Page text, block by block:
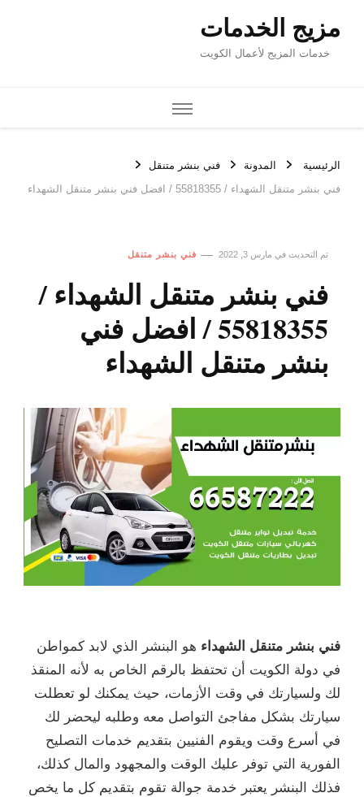
مزيج الخدمات
خدمات المزيج لأعمال الكويت
الرئيسية المدونة
فني بنشر متنقل
فني بنشر متنقل الشهداء / 55818355‬ / افضل فني بنشر متنقل الشهداء
تم التحديث في مارس 3, 2022 فني بنشر متنقل
فني بنشر متنقل الشهداء /
55818355‬ / افضل فني
بنشر متنقل الشهداء
فني بنشر متنقل الشهداء هو البنشر الذي لابد كمواطن
في دولة الكويت أن تحتفظ بالرقم الخاص به لأنه المنقذ
لك ولسيارتك في وقت الأزمات، حيث يمكنك لو تعطلت
سيارتك بشكل مفاجئ التواصل معه وطلبه ليحضر لك
في أسرع وقت ويقوم الفنيين بتقديم خدمات التصليح
الفورية التي توفر عليك الوقت والمجهود والمال كذلك،
فذلك البنشر يعتبر خدمة جوالة تقوم بتقديم كل ما يخص